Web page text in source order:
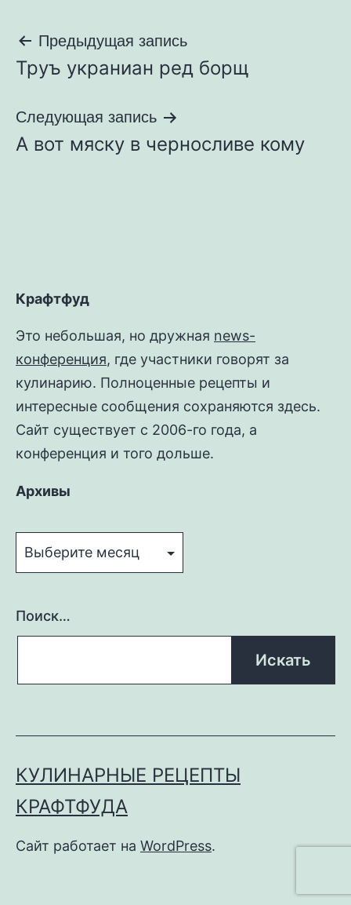
Навигация
по
записям
Предыдущая запись
Труъ украниан ред борщ
Следующая запись
А вот мяску в черносливе кому
Крафтфуд
Это небольшая, но дружная news-
конференция, где участники говорят за
кулинарию. Полноценные рецепты и
интересные сообщения сохраняются здесь.
Сайт существует с 2006-го года, а
конференция и того дольше.
Архивы
Поиск…
КУЛИНАРНЫЕ РЕЦЕПТЫ
КРАФТФУДА
Сайт работает на WordPress.